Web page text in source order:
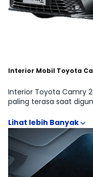
Interior Mobil Toyota
Interior Toyota Camry
paling terasa saat
yang relevan untuk
membantu menilai
konektivitas, hingga
menentukan
Toyota Camry 2.5 V,
identifikasi perbedaan